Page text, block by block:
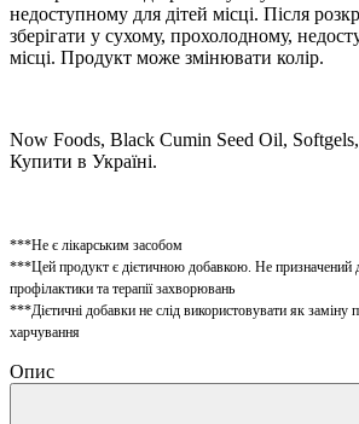
недоступному для дітей місці. Після
зберігати у сухому, прохолодному,
місці. Продукт може змінювати колір.
Now Foods, Black Cumin Seed Oil,
Купити в Україні.
***Не є лікарським засобом
***Цей продукт є дієтичною добавкою. Не призначений
профілактики та терапії захворювань
***Дієтичні добавки не слід використовувати як заміну
харчування
Опис